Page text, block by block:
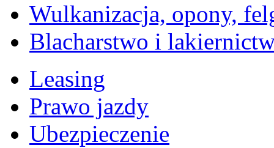
Wulkanizacja, opony,
Blacharstwo i
Leasing
Prawo jazdy
Ubezpieczenie